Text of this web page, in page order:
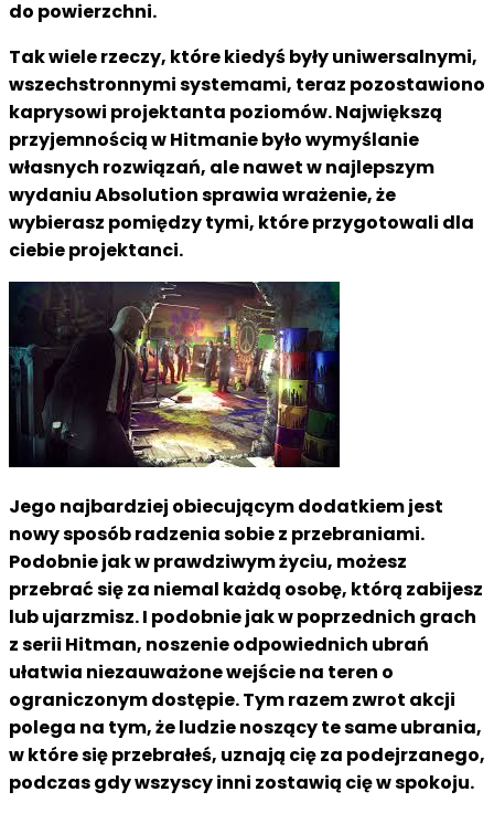
do powierzchni.
Tak wiele rzeczy, które kiedyś były uniwersalnymi,
wszechstronnymi systemami, teraz pozostawiono
kaprysowi projektanta poziomów. Największą
przyjemnością w Hitmanie było wymyślanie
własnych rozwiązań, ale nawet w najlepszym
wydaniu Absolution sprawia wrażenie, że
wybierasz pomiędzy tymi, które przygotowali dla
ciebie projektanci.
Jego najbardziej obiecującym dodatkiem jest
nowy sposób radzenia sobie z przebraniami.
Podobnie jak w prawdziwym życiu, możesz
przebrać się za niemal każdą osobę, którą zabijesz
lub ujarzmisz. I podobnie jak w poprzednich grach
z serii Hitman, noszenie odpowiednich ubrań
ułatwia niezauważone wejście na teren o
ograniczonym dostępie. Tym razem zwrot akcji
polega na tym, że ludzie noszący te same ubrania,
w które się przebrałeś, uznają cię za podejrzanego,
podczas gdy wszyscy inni zostawią cię w spokoju.